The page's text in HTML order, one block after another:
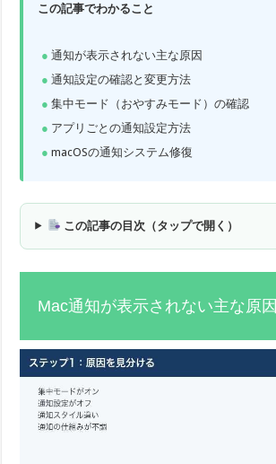
この記事でわかること
通知が表示されない主な原因
通知設定の確認と変更方法
集中モード（おやすみモード）の確認
アプリごとの通知設定方法
macOSの通知システム修復
この記事の目次（タップで開く）
Mac通知が表示されない主な原因